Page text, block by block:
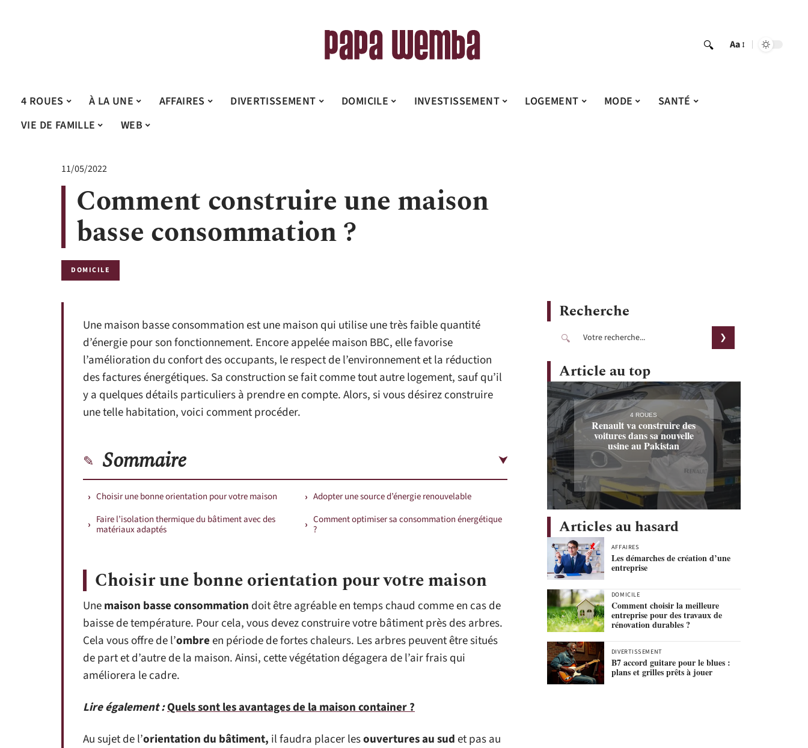
Aa
4 ROUES À LA UNE AFFAIRES DIVERTISSEMENT DOMICILE INVESTISSEMENT LOGEMENT MODE
SANTÉ
VIE DE FAMILLE
WEB
11/05/2022
Comment construire une maison
basse consommation ?
DOMICILE
Une maison basse consommation est une maison qui utilise une très faible quantité
d’énergie pour son fonctionnement. Encore appelée maison BBC, elle favorise
l’amélioration du confort des occupants, le respect de l’environnement et la réduction
des factures énergétiques. Sa construction se fait comme tout autre logement, sauf qu’il
y a quelques détails particuliers à prendre en compte. Alors, si vous désirez construire
une telle habitation, voici comment procéder.
Sommaire
Choisir une bonne orientation pour votre maison
Faire l’isolation thermique du bâtiment avec des
matériaux adaptés
Adopter une source d’énergie renouvelable
Comment optimiser sa consommation énergétique
?
Choisir une bonne orientation pour votre maison
Unemaison basse consommation doit être agréable en temps chaud comme en cas de
baisse de température. Pour cela, vous devez construire votre bâtiment près des arbres.
Cela vous offre de l’ombreen période de fortes chaleurs. Les arbres peuvent être situés
de part et d’autre de la maison. Ainsi, cette végétation dégagera de l’air frais qui
améliorera le cadre.
Lire également :Quels sont les avantages de la maison container ?
Au sujet de l’orientation du bâtiment, il faudra placer lesouverturesausudet pas au
Recherche
Article au top
4 ROUES
Renault va construire des
voitures dans sa nouvelle
usine au Pakistan
Articles au hasard
AFFAIRES
Les démarches de création d’une
entreprise
DOMICILE
Comment choisir la meilleure
entreprise pour des travaux de
rénovation durables ?
DIVERTISSEMENT
B7 accord guitare pour le blues :
plans et grilles prêts à jouer